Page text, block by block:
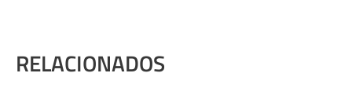
RELACIONADOS